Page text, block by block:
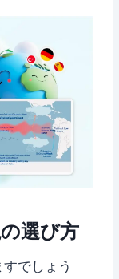
選び方
でしょう